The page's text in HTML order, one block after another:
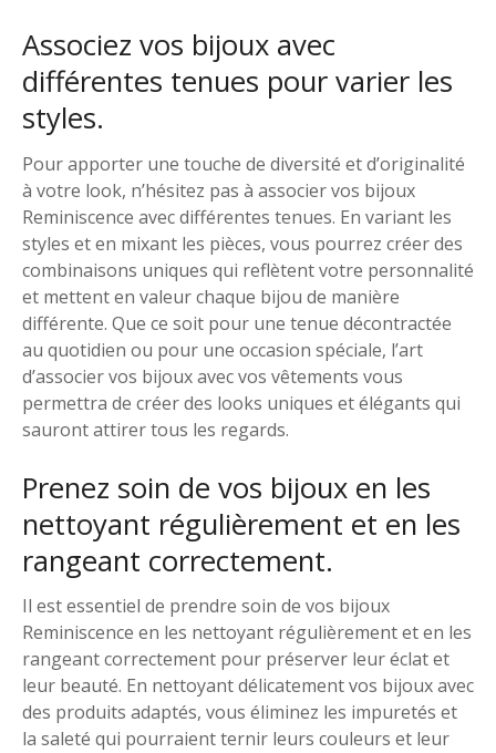
Associez vos bijoux avec
différentes tenues pour varier les
styles.
Pour apporter une touche de diversité et d’originalité
à votre look, n’hésitez pas à associer vos bijoux
Reminiscence avec différentes tenues. En variant les
styles et en mixant les pièces, vous pourrez créer des
combinaisons uniques qui reflètent votre personnalité
et mettent en valeur chaque bijou de manière
différente. Que ce soit pour une tenue décontractée
au quotidien ou pour une occasion spéciale, l’art
d’associer vos bijoux avec vos vêtements vous
permettra de créer des looks uniques et élégants qui
sauront attirer tous les regards.
Prenez soin de vos bijoux en les
nettoyant régulièrement et en les
rangeant correctement.
Il est essentiel de prendre soin de vos bijoux
Reminiscence en les nettoyant régulièrement et en les
rangeant correctement pour préserver leur éclat et
leur beauté. En nettoyant délicatement vos bijoux avec
des produits adaptés, vous éliminez les impuretés et
la saleté qui pourraient ternir leurs couleurs et leur